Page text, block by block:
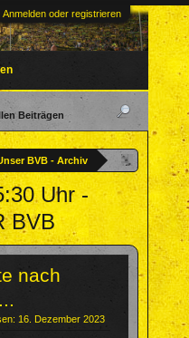
Anmelden oder registrieren
BVB - Archiv
Uhr -
BVB
nach
16. Dezember 2023
Beiträgen